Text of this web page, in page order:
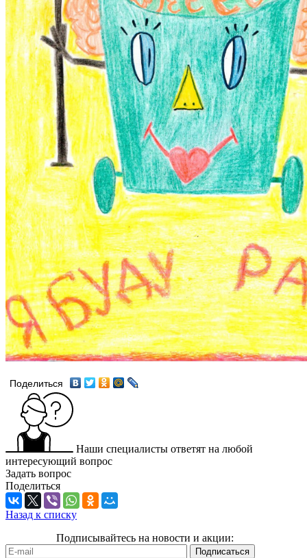
Поделиться
Наши специалисты ответят на любой
интересующий вопрос
Задать вопрос
Поделиться
Назад к списку
Подписывайтесь на новости и акции: